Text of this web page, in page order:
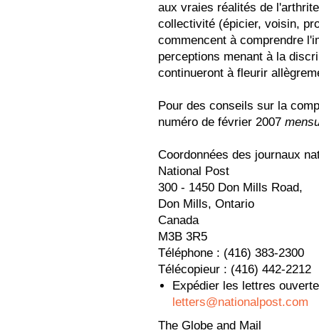
aux vraies réalités de
collectivité (épicier, voisin,
commencent à comprendre
perceptions menant à la
continueront à fleurir
Pour des conseils sur la
numéro de février 2007
Coordonnées des journaux
National Post
300 - 1450 Don Mills Road,
Don Mills, Ontario
Canada
M3B 3R5
Téléphone : (416) 383-2300
Télécopieur : (416) 442-2212
Expédier les lettres
letters@nationalpost.com
The Globe and Mail